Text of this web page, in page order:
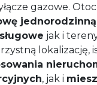
gazowe.
jednorodzinną
jak i
lokalizację,
, jak i